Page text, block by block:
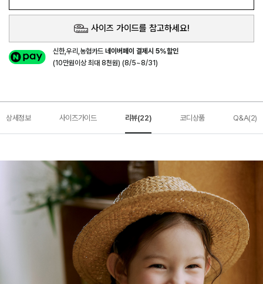
사이즈 가이드를 참고하세요!
신한,우리,농협카드네이버페이 결제시 5%할인
(10만원이상 최대 8천원) (8/5~8/31)
상세정보 사이즈가이드 리뷰(22) 코디상품 Q&A(2)